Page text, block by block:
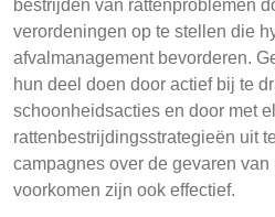
bestrijden van rattenproblemen
verordeningen op te stellen die
afvalmanagement bevorderen.
hun deel doen door actief bij te
schoonheidsacties en door met
rattenbestrijdingsstrategieën uit
campagnes over de gevaren van
voorkomen zijn ook effectief.